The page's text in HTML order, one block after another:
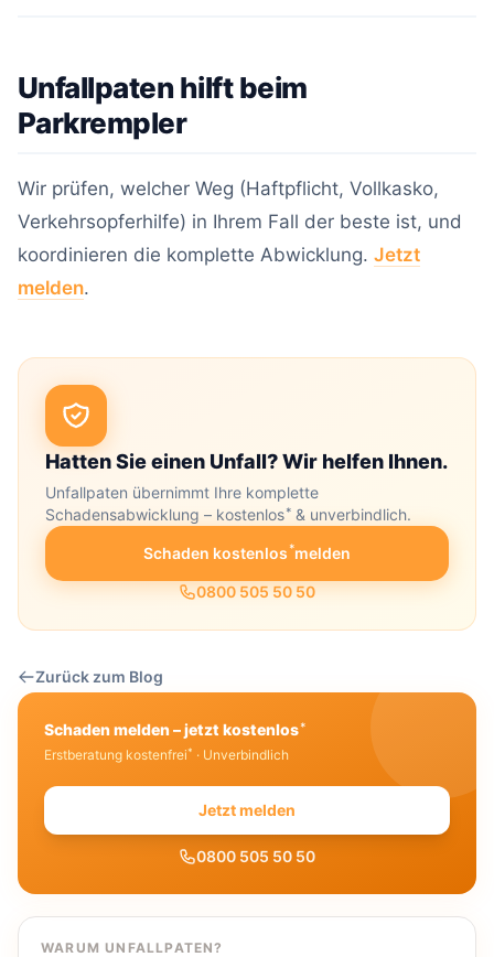
Unfallpaten hilft beim
Parkrempler
Wir prüfen, welcher Weg (Haftpflicht, Vollkasko,
Verkehrsopferhilfe) in Ihrem Fall der beste ist, und
koordinieren die komplette Abwicklung. Jetzt
melden.
Hatten Sie einen Unfall? Wir helfen Ihnen.
Unfallpaten übernimmt Ihre komplette
Schadensabwicklung – kostenlos*& unverbindlich.
Schaden kostenlos*melden
0800 505 50 50
Zurück zum Blog
Schaden melden – jetzt kostenlos*
Erstberatung kostenfrei* · Unverbindlich
Jetzt melden
0800 505 50 50
WARUM UNFALLPATEN?